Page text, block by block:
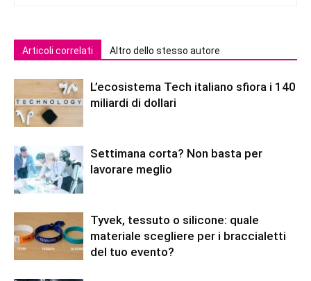
Articoli correlati Altro dello stesso autore
L’ecosistema Tech italiano sfiora i 140
miliardi di dollari
Settimana corta? Non basta per
lavorare meglio
Tyvek, tessuto o silicone: quale
materiale scegliere per i braccialetti
del tuo evento?